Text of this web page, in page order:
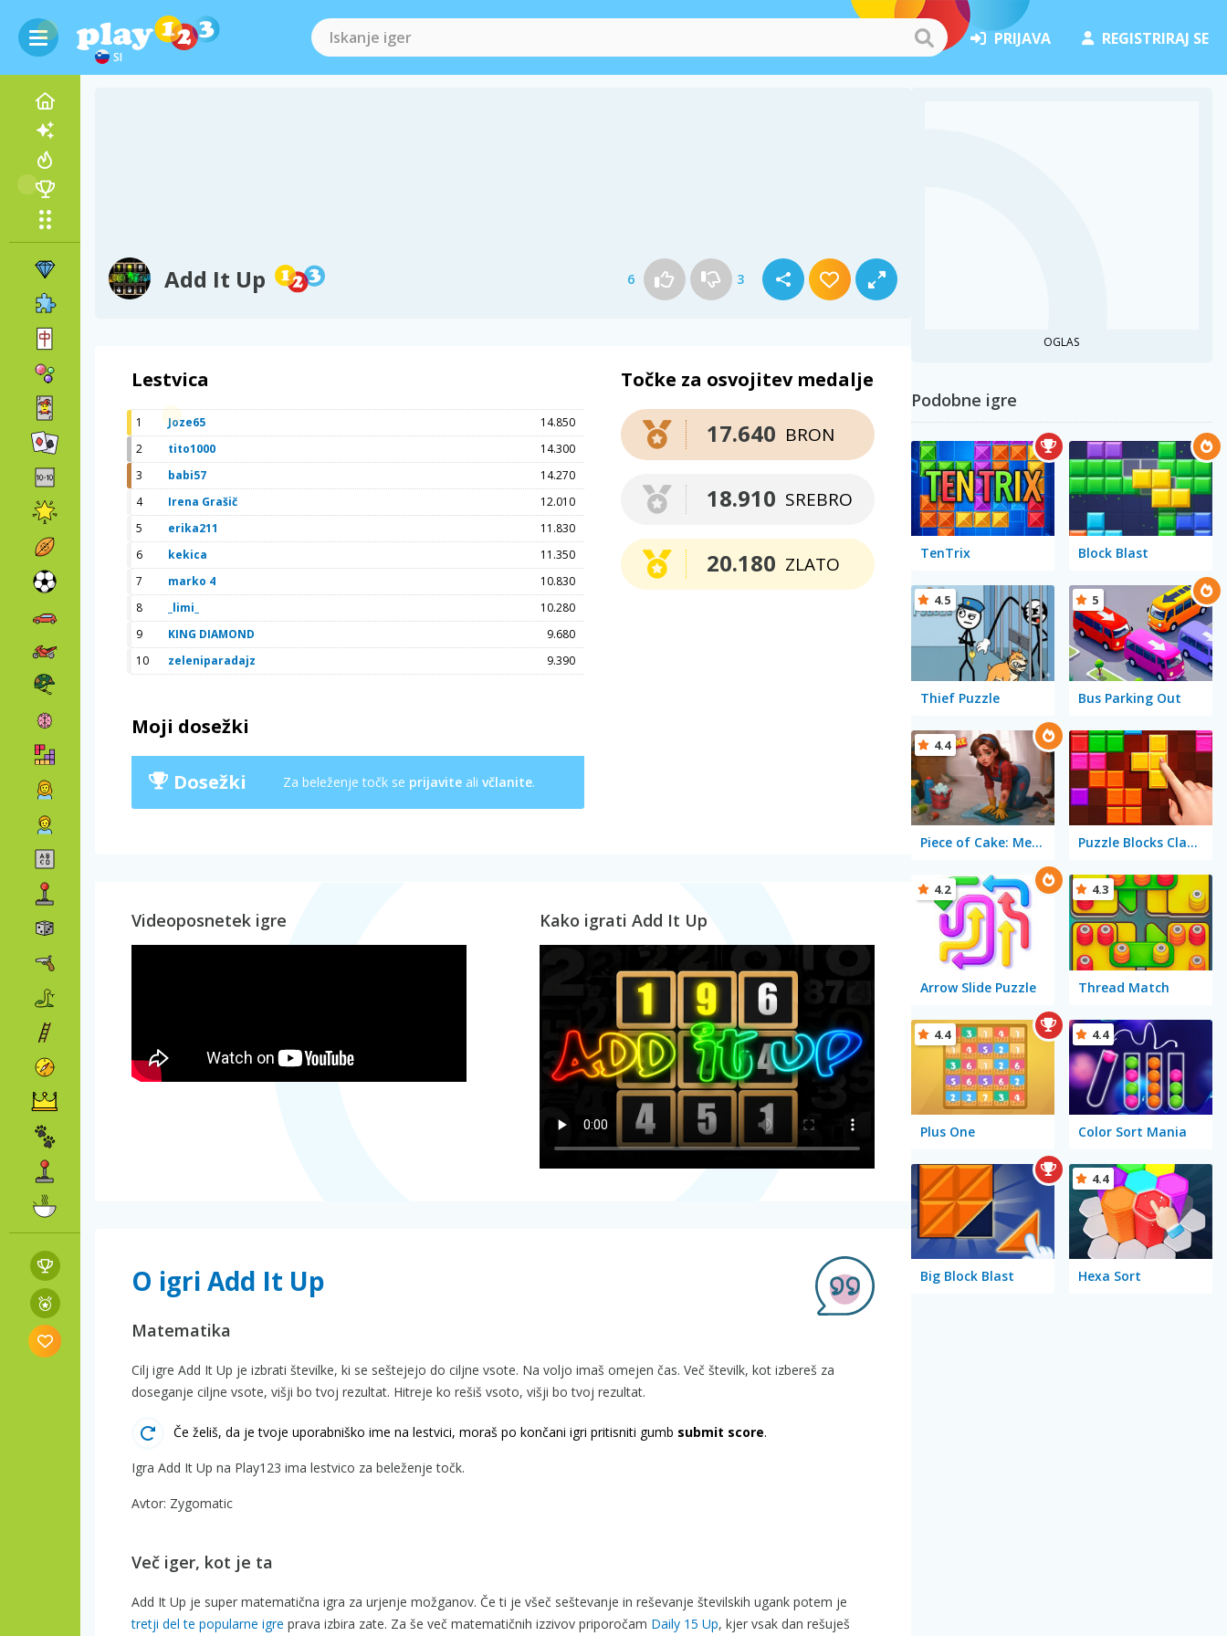
SI
PRIJAVA REGISTRIRAJ SE
Add It Up 6 3
Lestvica
1 Joze65
14.850
2
tito1000
14.300
3
babi57
14.270
4
Irena Grašič
12.010
5
erika211
11.830
6
kekica
11.350
7
marko 4
10.830
8
_limi_
10.280
9
KING DIAMOND
9.680
10
zeleniparadajz 9.390
Moji dosežki
Dosežki Za beleženje točk se prijavite ali včlanite.
Točke za osvojitev medalje
BRON
17.640
SREBRO
18.910
ZLATO
20.180
Videoposnetek igre Kako igrati Add It Up
O igri Add It Up
Matematika
Cilj igre Add It Up je izbrati številke, ki se seštejejo do ciljne vsote. Na voljo imaš omejen čas. Več številk, kot izbereš za
doseganje ciljne vsote, višji bo tvoj rezultat. Hitreje ko rešiš vsoto, višji bo tvoj rezultat.
Če želiš, da je tvoje uporabniško ime na lestvici, moraš po končani igri pritisniti gumb submit score.
Igra Add It Up na Play123 ima lestvico za beleženje točk.
Avtor: Zygomatic
Več iger, kot je ta
Add It Up je super matematična igra za urjenje možganov. Če ti je všeč seštevanje in reševanje številskih ugank potem je
tretji del te popularne igre prava izbira zate. Za še več matematičnih izzivov priporočam Daily 15 Up, kjer vsak dan rešuješ
OGLAS
Podobne igre
TenTrix Block Blast
Thief Puzzle
4.5
Bus Parking Out
5
Piece of Cake: Merge and Bake
4.4
Puzzle Blocks Classic
Arrow Slide Puzzle
4.2
Thread Match
4.3
Plus One
4.4
Color Sort Mania
4.4
Big Block Blast Hexa Sort
4.4